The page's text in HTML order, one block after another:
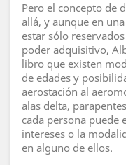
Pero el concepto de
allá, y aunque en
estar sólo
poder adquisitivo,
libro que existen
de edades y
aerostación al
alas delta,
cada persona puede
intereses o la
en alguno de ellos.